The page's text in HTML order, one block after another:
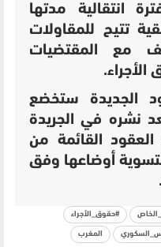
انتقالية مدتها
تتيح للمقاولات
مع المقتضيات
الأجراء.
الجديدة ستخضع
نشره في الجريدة
العقود القائمة من
لتسوية أوضاعها وفق
#حقوق_الأجراء
المغرب